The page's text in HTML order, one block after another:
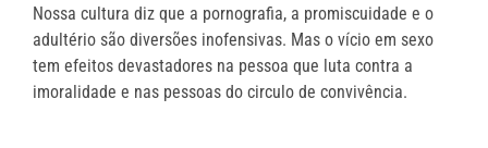
Nossa cultura diz que a pornografia, a promiscuidade e o
adultério são diversões inofensivas. Mas o vício em sexo
tem efeitos devastadores na pessoa que luta contra a
imoralidade e nas pessoas do circulo de convivência.